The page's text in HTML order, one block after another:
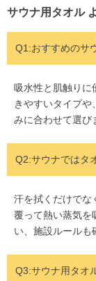
サウナ用タオル
Q1:おすすめのサ
吸水性と肌触りに
きやすいタイプ
みに合わせて選び
Q2:サウナではタ
汗を拭くだけでな
覆って熱い蒸気を
い、施設ルールも
Q3:サウナ用タオ